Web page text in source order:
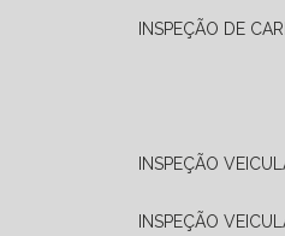
INSPEÇÃO DE
INSPEÇÃO
INSPEÇÃO